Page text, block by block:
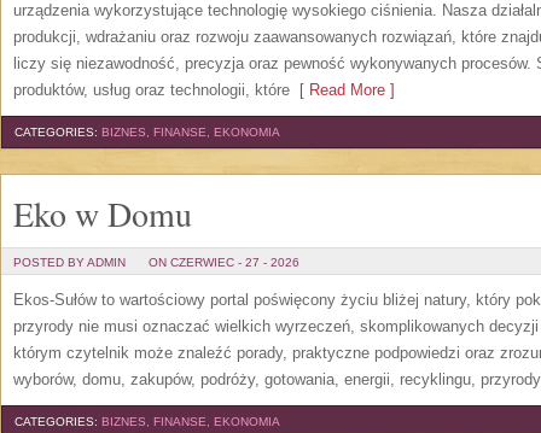
urządzenia wykorzystujące technologię wysokiego ciśnienia. Nasza
produkcji, wdrażaniu oraz rozwoju zaawansowanych rozwiązań, które
liczy się niezawodność, precyzja oraz pewność wykonywanych procesów.
produktów, usług oraz technologii, które [ Read More ]
CATEGORIES: BIZNES, FINANSE, EKONOMIA
Eko w Domu
POSTED BY ADMIN ON CZERWIEC - 27 - 2026
Ekos-Sułów to wartościowy portal poświęcony życiu bliżej natury, który
przyrody nie musi oznaczać wielkich wyrzeczeń, skomplikowanych
którym czytelnik może znaleźć porady, praktyczne podpowiedzi oraz
wyborów, domu, zakupów, podróży, gotowania, energii, recyklingu,
CATEGORIES: BIZNES, FINANSE, EKONOMIA